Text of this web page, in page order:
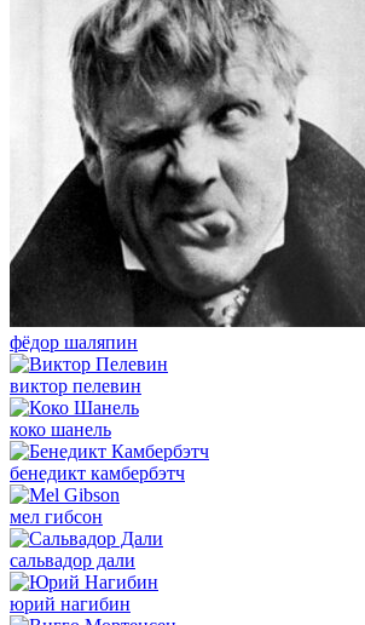
фёдор шаляпин
виктор пелевин
коко шанель
бенедикт камбербэтч
мел гибсон
сальвадор дали
юрий нагибин